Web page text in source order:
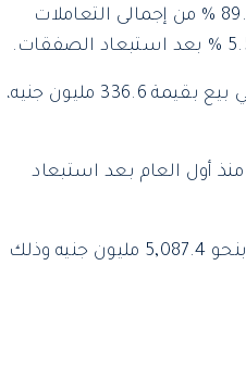
للسندات والأذون نحو 91.67 % خلال الأسبوع.وسجلت تعاملات المصريين 89.1 % من إجمالى التعاملات
وسجل الأجانب صافي بيع بقيمة 836.8 مليون جنيه بينما سجل العرب صافي بيع بقيمة 336.6 مليون جنيه،
المقيدة منذ أول العام بعد استبعاد
وسجل الأجانب صافي بيع بنحو 6،837 مليون جنيه وسجل العرب صافي بيع بنحو 5,087.4 مليون جنيه وذلك